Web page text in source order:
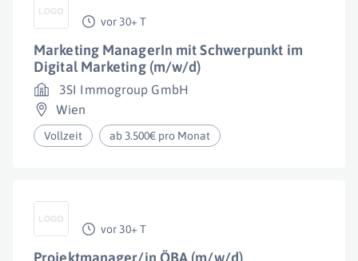
vor 30+ T
Marketing ManagerIn mit Schwerpunkt im
Digital Marketing (m/w/d)
3SI Immogroup GmbH
Wien
Vollzeit ab 3.500€ pro Monat
vor 30+ T
Projektmanager/in ÖBA (m/w/d)